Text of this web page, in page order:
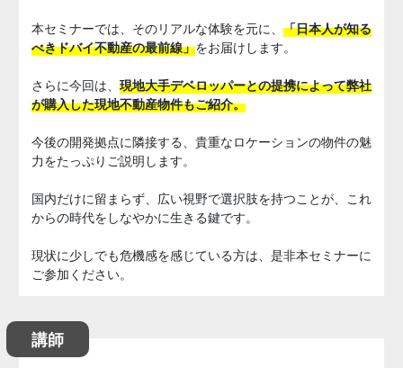
本セミナーでは、そのリアルな体験を元に、 「日本人が知る
べきドバイ不動産の最前線」をお届けします。
さらに今回は、 現地大手デベロッパーとの提携によって弊社
が購入した現地不動産物件もご紹介。
今後の開発拠点に隣接する、貴重なロケーションの物件の魅
力をたっぷりご説明します。
国内だけに留まらず、広い視野で選択肢を持つことが、これ
からの時代をしなやかに生きる鍵です。
現状に少しでも危機感を感じている方は、是非本セミナーに
ご参加ください。
講師